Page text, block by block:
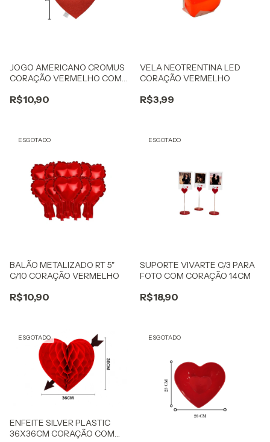
JOGO AMERICANO CROMUS
CORAÇÃO VERMELHO COM
R$10,90
VELA NEOTRENTINA LED
CORAÇÃO VERMELHO
R$3,99
ESGOTADO
BALÃO METALIZADO RT 5"
C/10 CORAÇÃO VERMELHO
R$10,90
ESGOTADO
SUPORTE VIVARTE C/3 PARA
FOTO COM CORAÇÃO 14CM
R$18,90
ESGOTADO
ENFEITE SILVER PLASTIC
36X36CM CORAÇÃO COM
ESGOTADO